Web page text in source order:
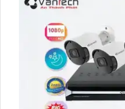
Combo Bộ Camera Wifi
nghiệm an toàn và tiện lợi